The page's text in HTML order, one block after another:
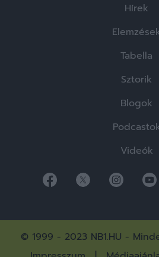
Hírek
Tabella
Sztorik
Blogok
Videók
© 1999 - 2023 NB1.HU -